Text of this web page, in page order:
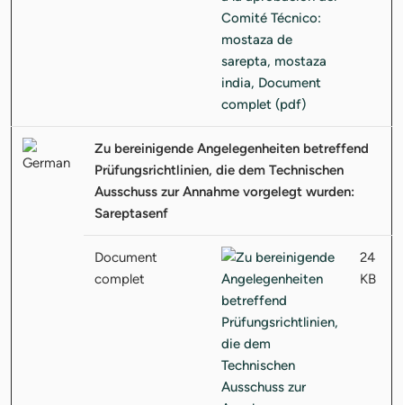
Zu bereinigende Angelegenheiten betreffend
Prüfungsrichtlinien, die dem Technischen
Ausschuss zur Annahme vorgelegt wurden:
Sareptasenf
Document
complet
24
KB